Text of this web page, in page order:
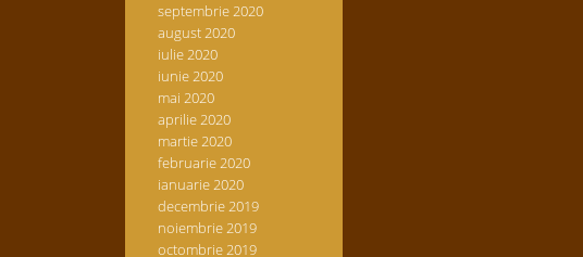
septembrie 2020
august 2020
iulie 2020
iunie 2020
mai 2020
aprilie 2020
martie 2020
februarie 2020
ianuarie 2020
decembrie 2019
noiembrie 2019
octombrie 2019